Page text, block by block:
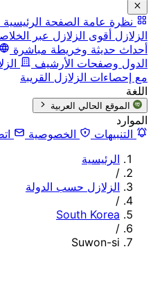
نظرة عامة الصفحة الرئيسية
الزلازل أقوى الزلازل عبر
أحداث حديثة وخريطة مباشرة
الدول وصفحات الأرشيف
مع إحصاءات الزلازل القريبة
اللغة
الموقع الحالي العربية
الموارد
التنبيهات
الخصوصية
الرئيسية
/
الزلازل حسب الدولة
/
South Korea
/
Suwon-si